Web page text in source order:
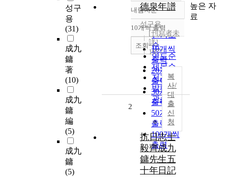
성구
용
(31)
成九
鏞
著
(10)
成九
鏞
編
(5)
成九
鏞
(5)
정확도
순
인기도
순
연도순
제목순
저자순
발행기
관순
내림차순
내림차순
10개씩 출력
10개씩
출력
20개씩
출력
30개씩
출력
50개씩
출력
100개씩
출력
조회
德泉年譜
성구용
[刊寫者未
詳]
1977
복
사/
대
출
신
청
2
抗日志士
毅齊成九
鏞先生五
十年日記
높은 자
료